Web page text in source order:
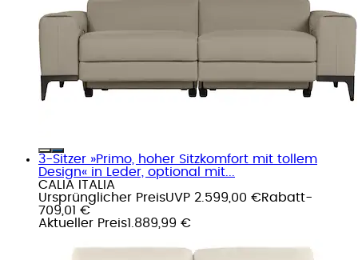
3-Sitzer »Primo, hoher Sitzkomfort mit tollem
Design« in Leder, optional mit...
CALIA ITALIA
Ursprünglicher PreisUVP 2.599,00 €Rabatt-
709,01 €
Aktueller Preis1.889,99 €